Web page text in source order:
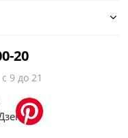
см
20
с 9 до 21